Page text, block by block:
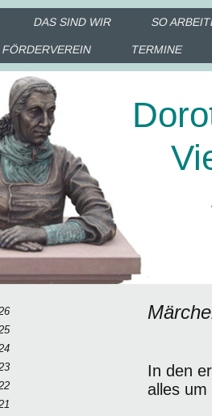
DAS SIND WIR SO
FÖRDERVEREIN TERMINE
In den
alles